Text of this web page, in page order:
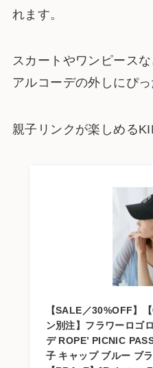
れます。
スカートやワンピース
アルコーデの外しにぴっ
親子リンクが楽しめる
【SALE／30%OFF】
ン別注】フラワーロゴ
デ ROPE’ PICNIC
子 キャップ ブルー ブ